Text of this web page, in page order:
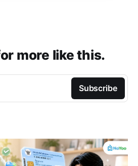
more like this.
Subscribe